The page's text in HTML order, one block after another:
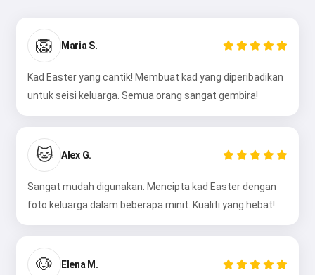
🦁 Maria S.
Kad Easter yang cantik! Membuat kad yang diperibadikan
untuk seisi keluarga. Semua orang sangat gembira!
🐱 Alex G.
Sangat mudah digunakan. Mencipta kad Easter dengan
foto keluarga dalam beberapa minit. Kualiti yang hebat!
🐶 Elena M.